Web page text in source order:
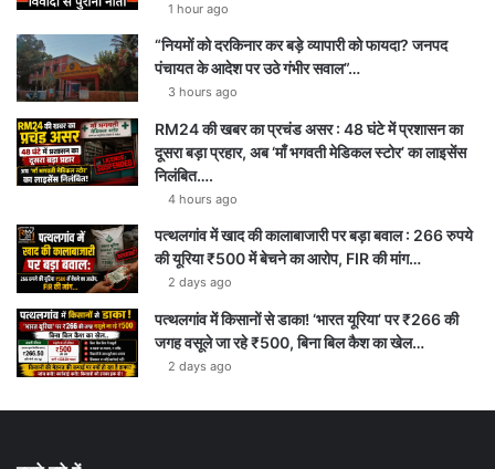
1 hour ago
“नियमों को दरकिनार कर बड़े व्यापारी को फायदा? जनपद
पंचायत के आदेश पर उठे गंभीर सवाल”…
3 hours ago
RM24 की खबर का प्रचंड असर : 48 घंटे में प्रशासन का
दूसरा बड़ा प्रहार, अब ‘माँ भगवती मेडिकल स्टोर’ का लाइसेंस
निलंबित….
4 hours ago
पत्थलगांव में खाद की कालाबाजारी पर बड़ा बवाल : 266 रुपये
की यूरिया ₹500 में बेचने का आरोप, FIR की मांग…
2 days ago
पत्थलगांव में किसानों से डाका! ‘भारत यूरिया’ पर ₹266 की
जगह वसूले जा रहे ₹500, बिना बिल कैश का खेल…
2 days ago